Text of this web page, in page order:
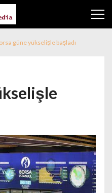
güne yükselişle başladı